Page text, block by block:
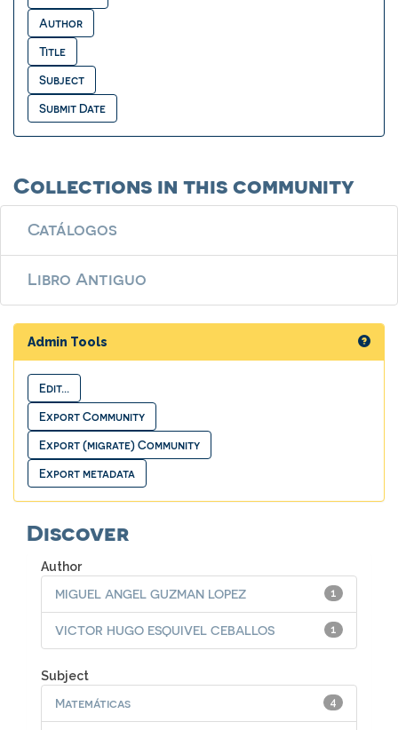
Collections in this community
Catálogos
Libro Antiguo
Admin Tools
Discover
Author
1
MIGUEL ANGEL GUZMAN LOPEZ
1
VICTOR HUGO ESQUIVEL CEBALLOS
Subject
4
Matemáticas